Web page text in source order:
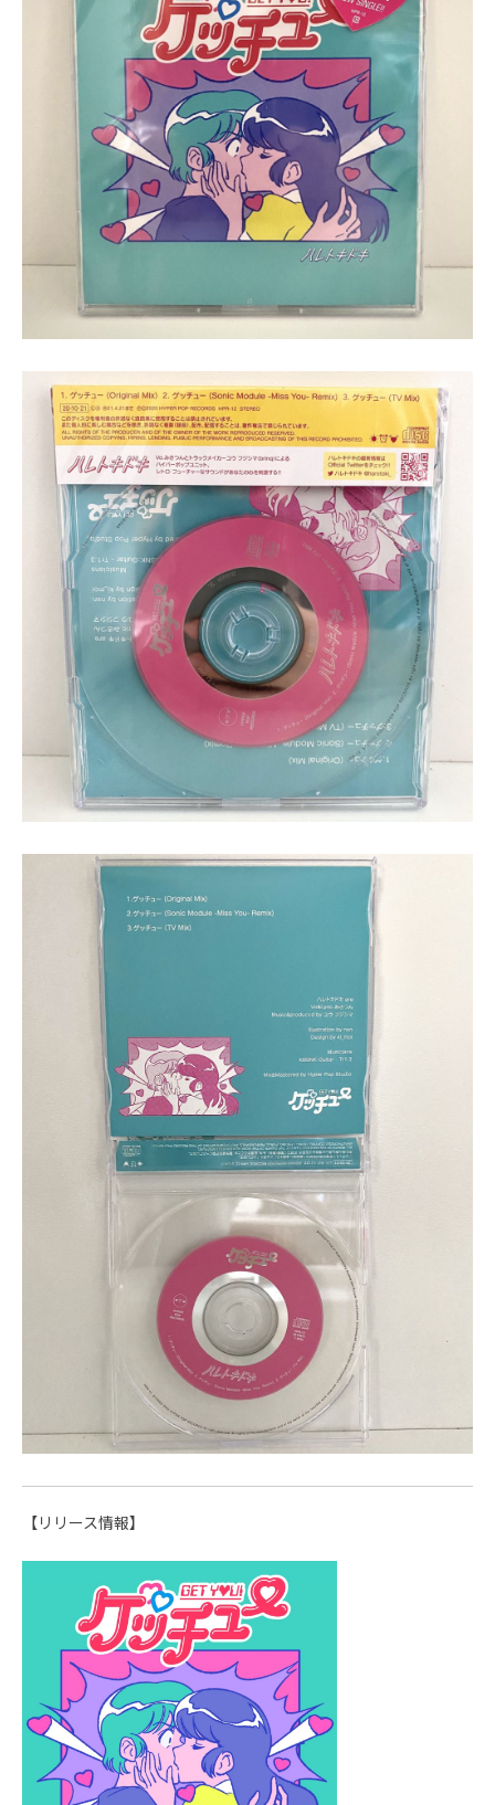
【リリース情報】